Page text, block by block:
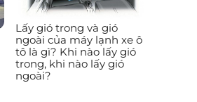
Lấy gió trong và gió
ngoài của máy lạnh xe ô
tô là gì? Khi nào lấy gió
trong, khi nào lấy gió
ngoài?